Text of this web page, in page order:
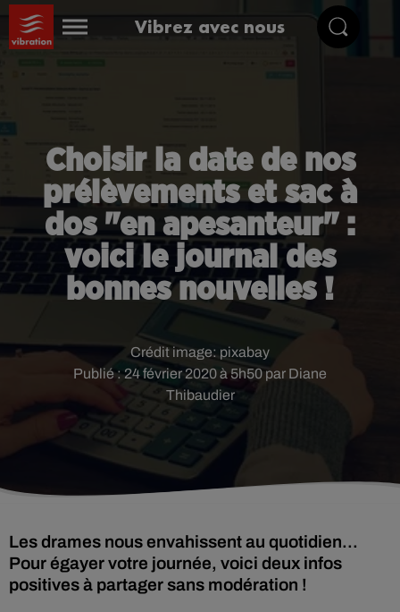
Vibrez avec nous
Choisir la date de nos
prélèvements et sac à
dos "en apesanteur" :
voici le journal des
bonnes nouvelles !
Publié : 24 février 2020 à 5h50 par Diane
Thibaudier
Crédit image: pixabay
Les drames nous envahissent au quotidien...
Pour égayer votre journée, voici deux infos
positives à partager sans modération !